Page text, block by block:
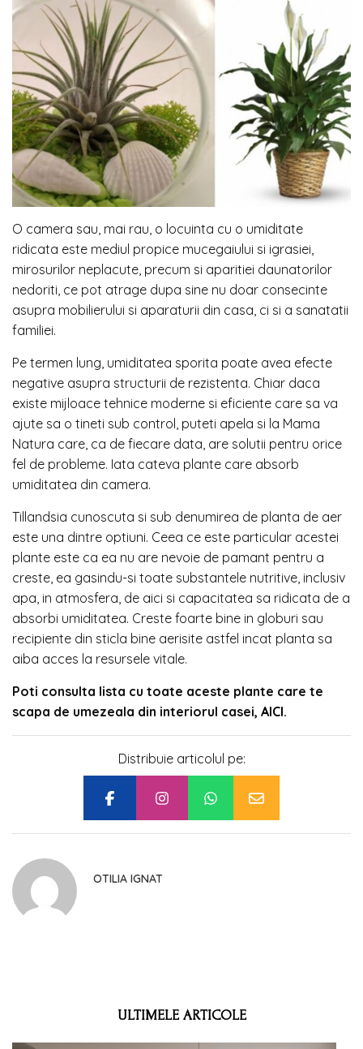
O camera sau, mai rau, o locuinta cu o umiditate
ridicata este mediul propice mucegaiului si igrasiei,
mirosurilor neplacute, precum si aparitiei daunatorilor
nedoriti, ce pot atrage dupa sine nu doar consecinte
asupra mobilierului si aparaturii din casa, ci si a sanatatii
familiei.
Pe termen lung, umiditatea sporita poate avea efecte
negative asupra structurii de rezistenta. Chiar daca
existe mijloace tehnice moderne si eficiente care sa va
ajute sa o tineti sub control, puteti apela si la Mama
Natura care, ca de fiecare data, are solutii pentru orice
fel de probleme. Iata cateva plante care absorb
umiditatea din camera.
Tillandsia cunoscuta si sub denumirea de planta de aer
este una dintre optiuni. Ceea ce este particular acestei
plante este ca ea nu are nevoie de pamant pentru a
creste, ea gasindu-si toate substantele nutritive, inclusiv
apa, in atmosfera, de aici si capacitatea sa ridicata de a
absorbi umiditatea. Creste foarte bine in globuri sau
recipiente din sticla bine aerisite astfel incat planta sa
aiba acces la resursele vitale.
Poti consulta lista cu toate aceste plante care te
scapa de umezeala din interiorul casei, AICI.
Distribuie articolul pe:
OTILIA IGNAT
ULTIMELE ARTICOLE